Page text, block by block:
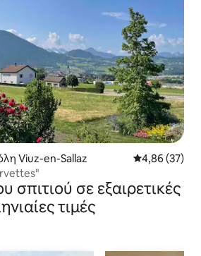
Viuz-en-Sallaz Μέση
4,86 (37)
σπιτιού σε εξαιρετικές
τιμές